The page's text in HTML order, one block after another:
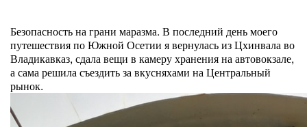
Безопасность на грани маразма. В последний день моего
путешествия по Южной Осетии я вернулась из Цхинвала во
Владикавказ, сдала вещи в камеру хранения на автовокзале,
а сама решила съездить за вкусняхами на Центральный
рынок.